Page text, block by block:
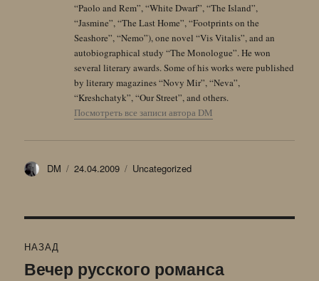
“Paolo and Rem”, “White Dwarf”, “The Island”,
“Jasmine”, “The Last Home”, “Footprints on the
Seashore”, “Nemo”), one novel “Vis Vitalis”, and an
autobiographical study “The Monologue”. He won
several literary awards. Some of his works were published
by literary magazines “Novy Mir”, “Neva”,
“Kreshchatyk”, “Our Street”, and others.
Посмотреть все записи автора DM
Автор
DM Опубликовано
24.04.2009 Рубрики
Uncategorized
по
НАЗАД
Предыдущая
Вечер русского романса